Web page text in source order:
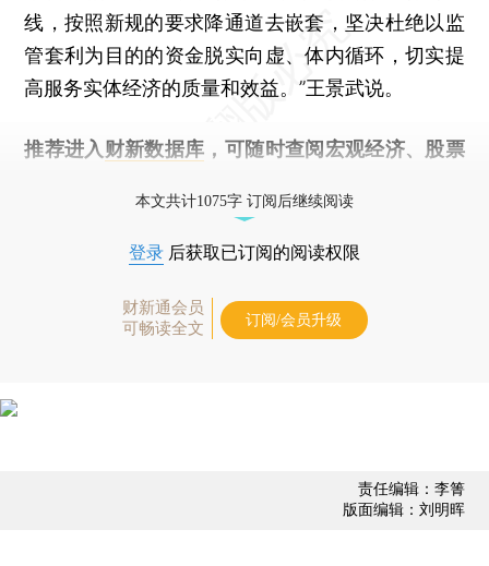
线，按照新规的要求降通道去嵌套，坚决杜绝以监
管套利为目的的资金脱实向虚、体内循环，切实提
高服务实体经济的质量和效益。”王景武说。
推荐进入 财新数据库 ，可随时查阅宏观经济、股票
本文共计1075字 订阅后继续阅读
登录 后获取已订阅的阅读权限
财新通会员
可畅读全文
订阅/会员升级
责任编辑：李箐
版面编辑：刘明晖